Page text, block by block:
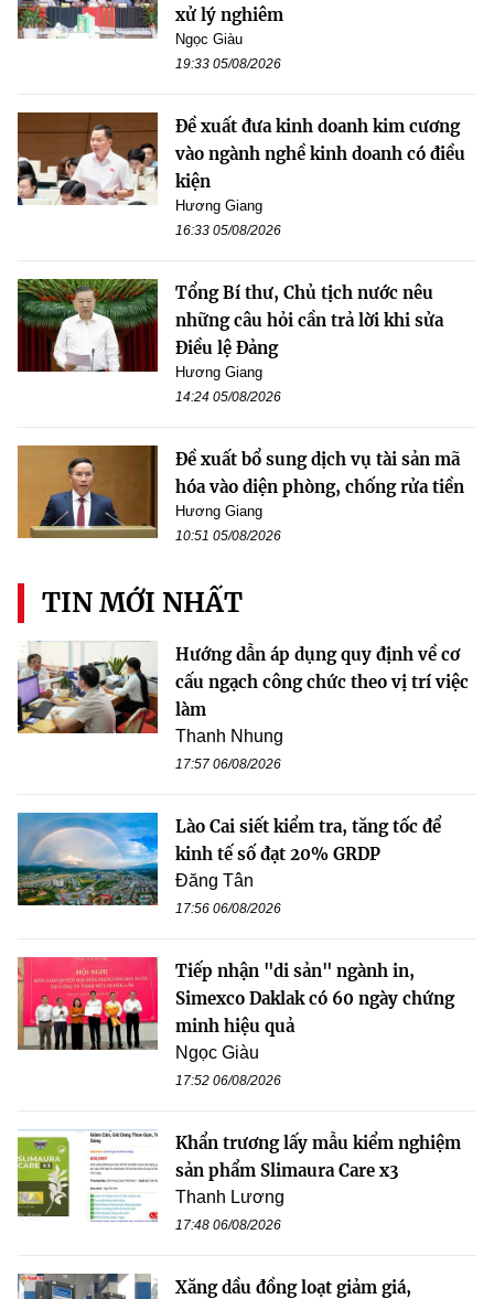
xử lý nghiêm
Ngọc Giàu
19:33 05/08/2026
Đề xuất đưa kinh doanh kim cương
vào ngành nghề kinh doanh có điều
kiện
Hương Giang
16:33 05/08/2026
Tổng Bí thư, Chủ tịch nước nêu
những câu hỏi cần trả lời khi sửa
Điều lệ Đảng
Hương Giang
14:24 05/08/2026
Đề xuất bổ sung dịch vụ tài sản mã
hóa vào diện phòng, chống rửa tiền
Hương Giang
10:51 05/08/2026
TIN MỚI NHẤT
Hướng dẫn áp dụng quy định về cơ
cấu ngạch công chức theo vị trí việc
làm
Thanh Nhung
17:57 06/08/2026
Lào Cai siết kiểm tra, tăng tốc để
kinh tế số đạt 20% GRDP
Đăng Tân
17:56 06/08/2026
Tiếp nhận "di sản" ngành in,
Simexco Daklak có 60 ngày chứng
minh hiệu quả
Ngọc Giàu
17:52 06/08/2026
Khẩn trương lấy mẫu kiểm nghiệm
sản phẩm Slimaura Care x3
Thanh Lương
17:48 06/08/2026
Xăng dầu đồng loạt giảm giá,